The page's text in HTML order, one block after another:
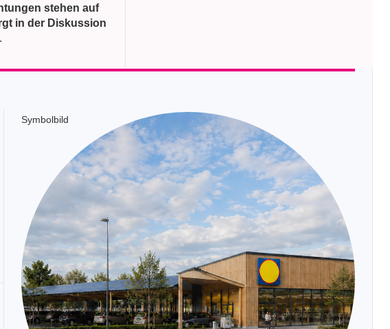
stehen auf
in der Diskussion
Symbolbild